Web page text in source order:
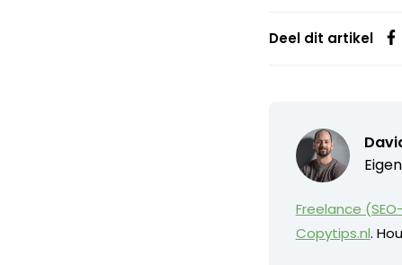
Deel dit artikel
Freelance
Copytips.nl.